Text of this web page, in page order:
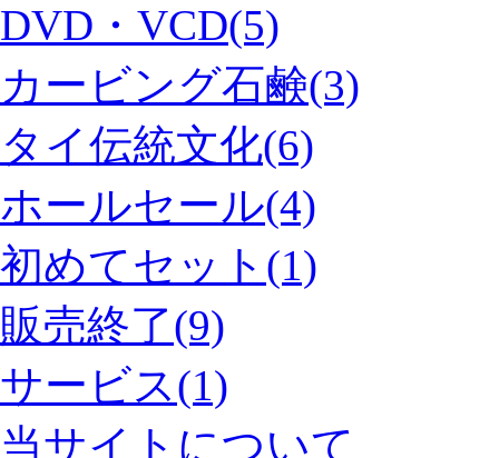
DVD・VCD(5)
カービング石鹸(3)
タイ伝統文化(6)
ホールセール(4)
初めてセット(1)
販売終了(9)
サービス(1)
当サイトについて